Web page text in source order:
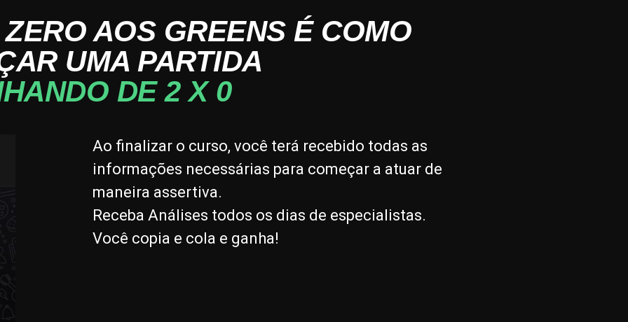
AOS GREENS É COMO
UMA PARTIDA
DE 2 X 0
Ao finalizar o curso, você terá recebido todas as
informações necessárias para começar a atuar de
maneira assertiva.
Receba Análises todos os dias de especialistas.
Você copia e cola e ganha!